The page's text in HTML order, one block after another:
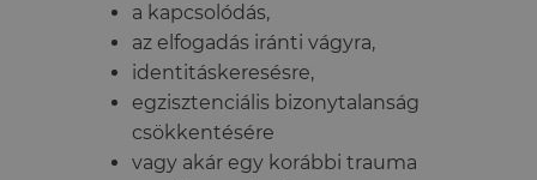
a kapcsolódás,
az elfogadás iránti vágyra,
identitáskeresésre,
egzisztenciális bizonytalanság
csökkentésére
vagy akár egy korábbi trauma